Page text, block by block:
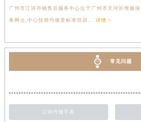
广州市江诗丹顿售后服务中心位于广州市天河区维修
务网点,中心技师均接受标准培训.... 详情 >
常见问题
江诗丹顿手表